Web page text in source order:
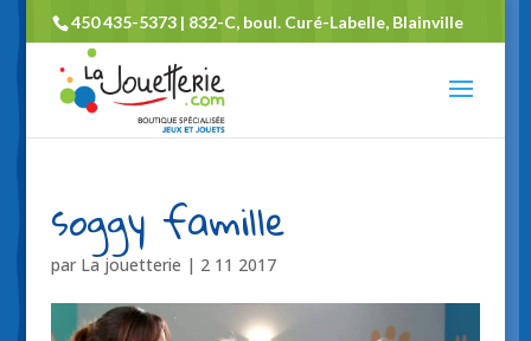
450 435-5373 | 832-C, boul. Curé-Labelle, Blainville
soggy famille
par La jouetterie | 2 11 2017